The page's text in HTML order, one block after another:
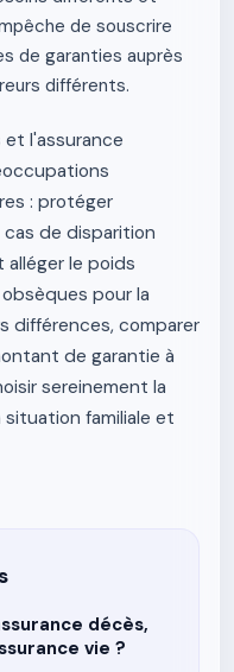
de souscrire
de garanties auprès
différents.
l'assurance
: protéger
de disparition
alléger le poids
pour la
différences, comparer
de garantie à
sereinement la
familiale et
décès,
vie ?